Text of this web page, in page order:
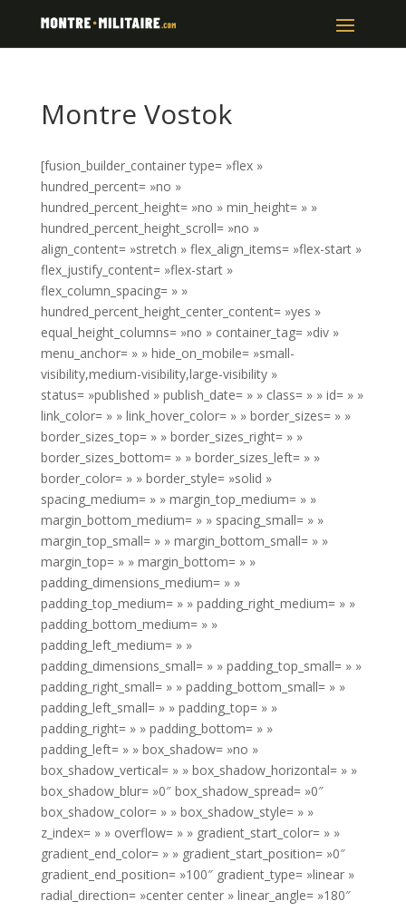
Montre Vostok
[fusion_builder_container type= »flex »
hundred_percent= »no »
hundred_percent_height= »no » min_height= » »
hundred_percent_height_scroll= »no »
align_content= »stretch » flex_align_items= »flex-start »
flex_justify_content= »flex-start »
flex_column_spacing= » »
hundred_percent_height_center_content= »yes »
equal_height_columns= »no » container_tag= »div »
menu_anchor= » » hide_on_mobile= »small-
visibility,medium-visibility,large-visibility »
status= »published » publish_date= » » class= » » id= » »
link_color= » » link_hover_color= » » border_sizes= » »
border_sizes_top= » » border_sizes_right= » »
border_sizes_bottom= » » border_sizes_left= » »
border_color= » » border_style= »solid »
spacing_medium= » » margin_top_medium= » »
margin_bottom_medium= » » spacing_small= » »
margin_top_small= » » margin_bottom_small= » »
margin_top= » » margin_bottom= » »
padding_dimensions_medium= » »
padding_top_medium= » » padding_right_medium= » »
padding_bottom_medium= » »
padding_left_medium= » »
padding_dimensions_small= » » padding_top_small= » »
padding_right_small= » » padding_bottom_small= » »
padding_left_small= » » padding_top= » »
padding_right= » » padding_bottom= » »
padding_left= » » box_shadow= »no »
box_shadow_vertical= » » box_shadow_horizontal= » »
box_shadow_blur= »0″ box_shadow_spread= »0″
box_shadow_color= » » box_shadow_style= » »
z_index= » » overflow= » » gradient_start_color= » »
gradient_end_color= » » gradient_start_position= »0″
gradient_end_position= »100″ gradient_type= »linear »
radial_direction= »center center » linear_angle= »180″